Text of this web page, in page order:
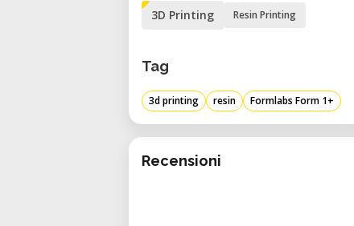
• La precisión del láser
Diseño compacto para el
• Diseñada para oficinas
pequeña, lo que la hace
Software intuitivo (PreForm):
• El software PreForm de
3D Printing Resin Printing
Tag
3d printing resin Formlabs Form 1+
Recensioni